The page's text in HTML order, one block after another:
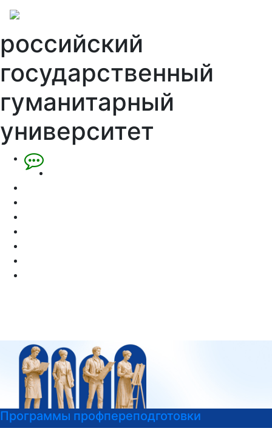
российский
государственный
гуманитарный
университет
профпереподготовки